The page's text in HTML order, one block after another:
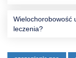
Wielochorobowość
leczenia?